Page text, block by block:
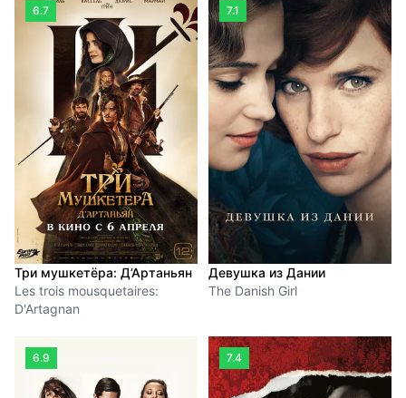
6.7
Три мушкетёра: Д’Артаньян
Les trois mousquetaires:
D'Artagnan
7.1
Девушка из Дании
The Danish Girl
6.9 7.4